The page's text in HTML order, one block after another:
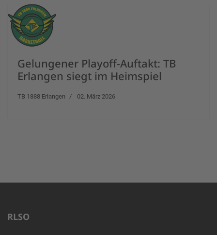
Gelungener Playoff-Auftakt: TB
Erlangen siegt im Heimspiel
TB 1888 Erlangen 02. März 2026
RLSO